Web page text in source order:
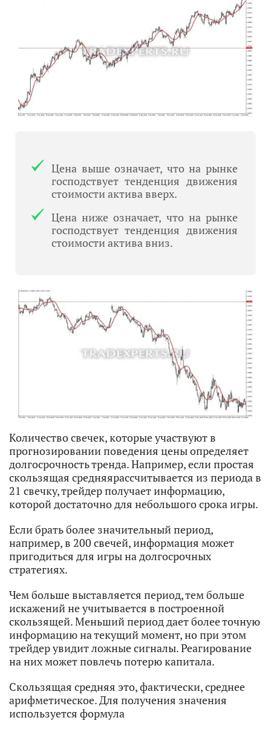
Цена выше означает, что на рынке
господствует тенденция движения
стоимости актива вверх.
Цена ниже означает, что на рынке
господствует тенденция движения
стоимости актива вниз.
Количество свечек, которые участвуют в
прогнозировании поведения цены определяет
долгосрочность тренда. Например, если простая
скользящая средняярассчитывается из периода в
21 свечку, трейдер получает информацию,
которой достаточно для небольшого срока игры.
Если брать более значительный период,
например, в 200 свечей, информация может
пригодиться для игры на долгосрочных
стратегиях.
Чем больше выставляется период, тем больше
искажений не учитывается в построенной
скользящей. Меньший период дает более точную
информацию на текущий момент, но при этом
трейдер увидит ложные сигналы. Реагирование
на них может повлечь потерю капитала.
Скользящая средняя это, фактически, среднее
арифметическое. Для получения значения
используется формула